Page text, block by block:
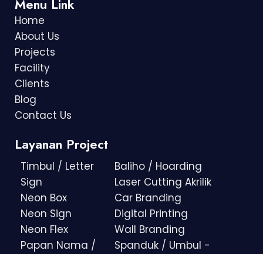
Menu Link
Home
About Us
Projects
Facility
Clients
Blog
Contact Us
Layanan Project
Timbul / Letter
Sign
Neon Box
Neon Sign
Neon Flex
Papan Nama /
Baliho / Hoarding
Laser Cutting Akrilik
Car Branding
Digital Printing
Wall Branding
Spanduk / Umbul -